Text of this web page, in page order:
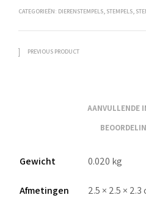
CATEGORIEËN: DIERENSTEMPELS, STEMPELS,
PREVIOUS PRODUCT
AANVULLENDE
Gewicht 0.020 kg
Afmetingen 2.5 × 2.5 × 2.3